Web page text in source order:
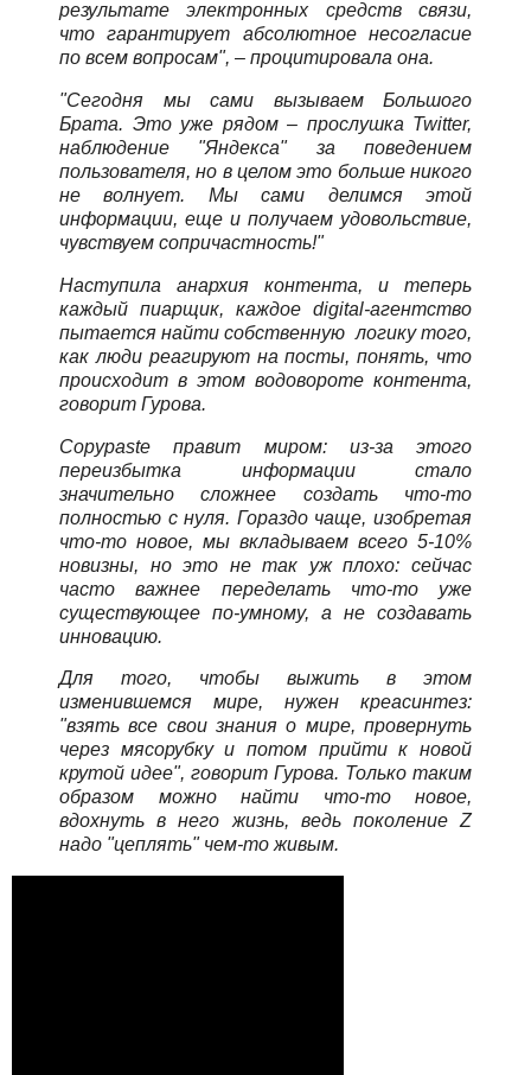
результате электронных средств связи,
что гарантирует абсолютное несогласие
по всем вопросам", – процитировала она.
"Сегодня мы сами вызываем Большого
Брата. Это уже рядом – прослушка Twitter,
наблюдение "Яндекса" за поведением
пользователя, но в целом это больше никого
не волнует. Мы сами делимся этой
информации, еще и получаем удовольствие,
чувствуем сопричастность!"
Наступила анархия контента, и теперь
каждый пиарщик, каждое digital-агентство
пытается найти собственную логику того,
как люди реагируют на посты, понять, что
происходит в этом водовороте контента,
говорит Гурова.
Copypaste правит миром: из-за этого
переизбытка информации стало
значительно сложнее создать что-то
полностью с нуля. Гораздо чаще, изобретая
что-то новое, мы вкладываем всего 5-10%
новизны, но это не так уж плохо: сейчас
часто важнее переделать что-то уже
существующее по-умному, а не создавать
инновацию.
Для того, чтобы выжить в этом
изменившемся мире, нужен креасинтез:
"взять все свои знания о мире, провернуть
через мясорубку и потом прийти к новой
крутой идее", говорит Гурова. Только таким
образом можно найти что-то новое,
вдохнуть в него жизнь, ведь поколение Z
надо "цеплять" чем-то живым.